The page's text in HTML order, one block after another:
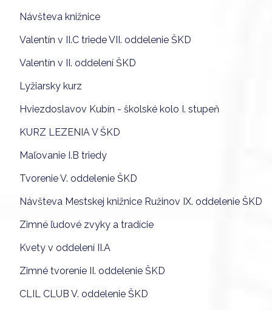
Návšteva knižnice
Valentín v II.C triede VII. oddelenie ŠKD
Valentín v II. oddelení ŠKD
Lyžiarsky kurz
Hviezdoslavov Kubín - školské kolo I. stupeň
KURZ LEZENIA V ŠKD
Maľovanie I.B triedy
Tvorenie V. oddelenie ŠKD
Návšteva Mestskej knižnice Ružinov IX. oddelenie ŠKD
Zimné ľudové zvyky a tradície
Kvety v oddelení II.A
Zimné tvorenie II. oddelenie ŠKD
CLIL CLUB V. oddelenie ŠKD